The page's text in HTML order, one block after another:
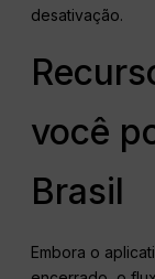
desativação.
você
Brasil
Embora o